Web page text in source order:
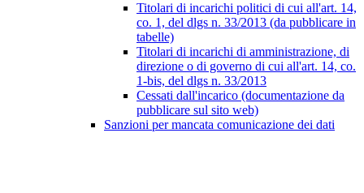
Titolari di incarichi politici di cui all'art. 14,
co. 1, del dlgs n. 33/2013 (da pubblicare in
tabelle)
Titolari di incarichi di amministrazione, di
direzione o di governo di cui all'art. 14, co.
1-bis, del dlgs n. 33/2013
Cessati dall'incarico (documentazione da
pubblicare sul sito web)
Sanzioni per mancata comunicazione dei dati